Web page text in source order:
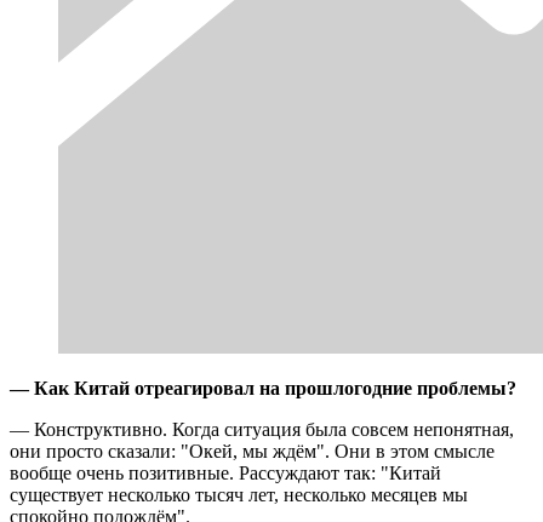
— Как Китай отреагировал на прошлогодние проблемы?
— Конструктивно. Когда ситуация была совсем непонятная,
они просто сказали: "Окей, мы ждём". Они в этом смысле
вообще очень позитивные. Рассуждают так: "Китай
существует несколько тысяч лет, несколько месяцев мы
спокойно подождём".